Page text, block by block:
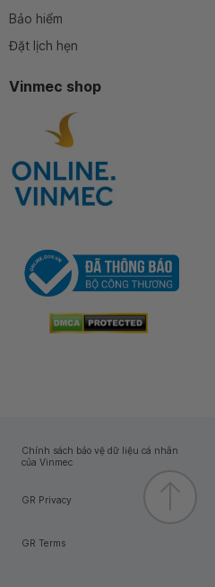
Bảo hiểm
Đặt lịch hẹn
Vinmec shop
Chính sách bảo vệ dữ liệu cá nhân
của Vinmec
GR Privacy
GR Terms